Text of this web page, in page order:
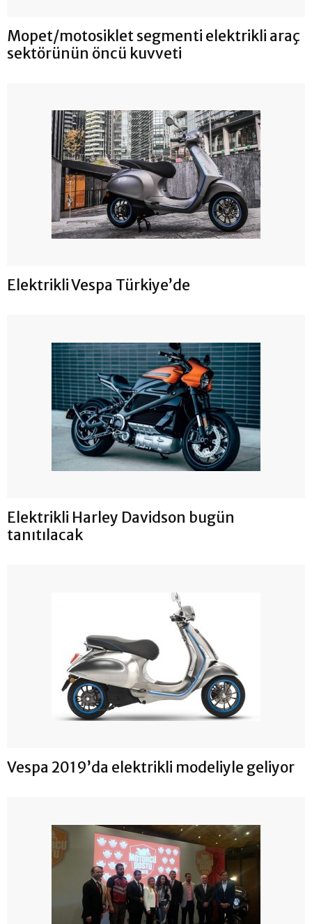
Mopet/motosiklet segmenti elektrikli araç
sektörünün öncü kuvveti
Elektrikli Vespa Türkiye’de
Elektrikli Harley Davidson bugün
tanıtılacak
Vespa 2019’da elektrikli modeliyle geliyor